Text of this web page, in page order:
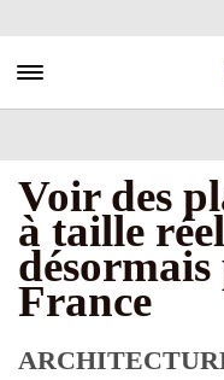
au
principal
Toggle navigation
Voir des
à taille
désormais
France